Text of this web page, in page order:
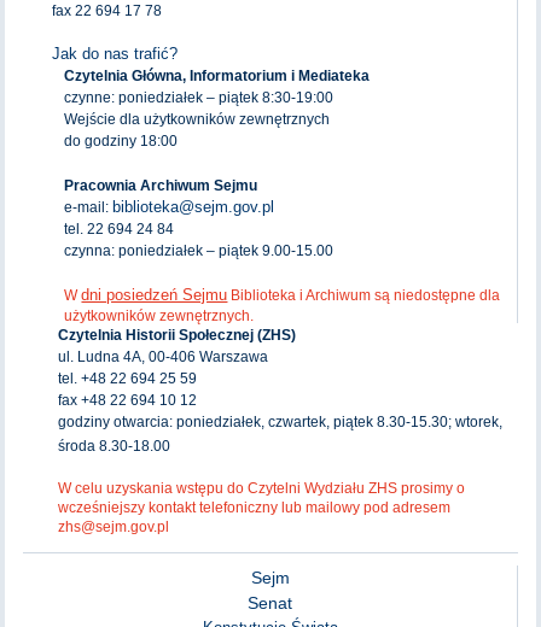
fax 22 694 17 78
Jak do nas trafić?
Czytelnia Główna, Informatorium i Mediateka
czynne: poniedziałek – piątek 8:30-19:00
Wejście dla użytkowników zewnętrznych
do godziny 18:00
Pracownia Archiwum Sejmu
e-mail: biblioteka@sejm.gov.pl
tel. 22 694 24 84
czynna: poniedziałek – piątek 9.00-15.00
Wdni posiedzeń Sejmu Biblioteka i Archiwum są niedostępne dla
użytkowników zewnętrznych.
Czytelnia Historii Społecznej (ZHS)
ul. Ludna 4A, 00-406 Warszawa
tel. +48 22 694 25 59
fax +48 22 694 10 12
godziny otwarcia: poniedziałek, czwartek, piątek 8.30-15.30; wtorek,
środa 8.30-18.00
W celu uzyskania wstępu do Czytelni Wydziału ZHS prosimy o
wcześniejszy kontakt telefoniczny lub mailowy pod adresem
zhs@sejm.gov.pl
Sejm
Senat